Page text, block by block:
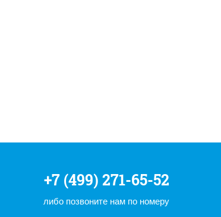
+7 (499) 271-65-52
либо позвоните нам по номеру